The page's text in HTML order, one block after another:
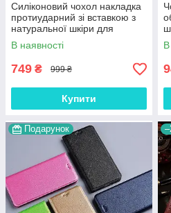
Силіконовий чохол накладка
протиударний зі вставкою з
натуральної шкіри для
Samsung A41 A415F
"GENUINE"
В наявності
749 ₴ 999 ₴
Купити
В
Подарунок